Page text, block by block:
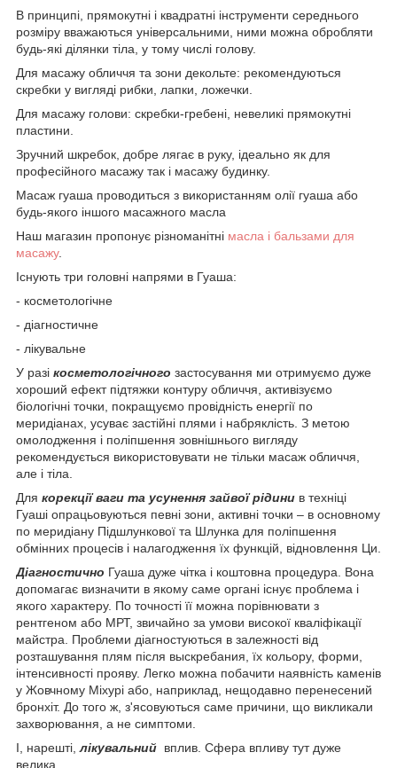
В принципі, прямокутні і квадратні інструменти середнього
розміру вважаються універсальними, ними можна обробляти
будь-які ділянки тіла, у тому числі голову.
Для масажу обличчя та зони декольте: рекомендуються
скребки у вигляді рибки, лапки, ложечки.
Для масажу голови: скребки-гребені, невеликі прямокутні
пластини.
Зручний шкребок, добре лягає в руку, ідеально як для
професійного масажу так і масажу будинку.
Масаж гуаша проводиться з використанням олії гуаша або
будь-якого іншого масажного масла
Наш магазин пропонує різноманітні масла і бальзами для
масажу.
Існують три головні напрями в Гуаша:
- косметологічне
- діагностичне
- лікувальне
У разі косметологічного застосування ми отримуємо дуже
хороший ефект підтяжки контуру обличчя, активізуємо
біологічні точки, покращуємо провідність енергії по
меридіанах, усуває застійні плями і набряклість. З метою
омолодження і поліпшення зовнішнього вигляду
рекомендується використовувати не тільки масаж обличчя,
але і тіла.
Для корекції ваги та усунення зайвої рідини в техніці
Гуаші опрацьовуються певні зони, активні точки – в основному
по меридіану Підшлункової та Шлунка для поліпшення
обмінних процесів і налагодження їх функцій, відновлення Ци.
Діагностично Гуаша дуже чітка і коштовна процедура. Вона
допомагає визначити в якому саме органі існує проблема і
якого характеру. По точності її можна порівнювати з
рентгеном або МРТ, звичайно за умови високої кваліфікації
майстра. Проблеми діагностуються в залежності від
розташування плям після выскребания, їх кольору, форми,
інтенсивності прояву. Легко можна побачити наявність каменів
у Жовчному Міхурі або, наприклад, нещодавно перенесений
бронхіт. До того ж, з'ясовуються саме причини, що викликали
захворювання, а не симптоми.
І, нарешті,лікувальний вплив. Сфера впливу тут дуже
велика.